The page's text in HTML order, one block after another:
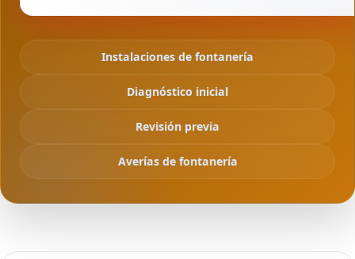
Instalaciones de fontanería
Diagnóstico inicial
Revisión previa
Averías de fontanería